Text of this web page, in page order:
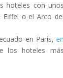
hoteles con unos
Eiffel o el Arco del
en París, en
los hoteles más